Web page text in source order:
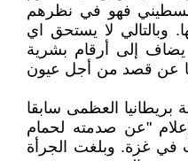
فهو في نظرهم
لا يستحق اي
إلى أرقام بشرية
عن قصد من أجل عيون
بريطانيا العظمى سابقا
"عن صدمته لحمام
غزة. وبلغت الجرأة